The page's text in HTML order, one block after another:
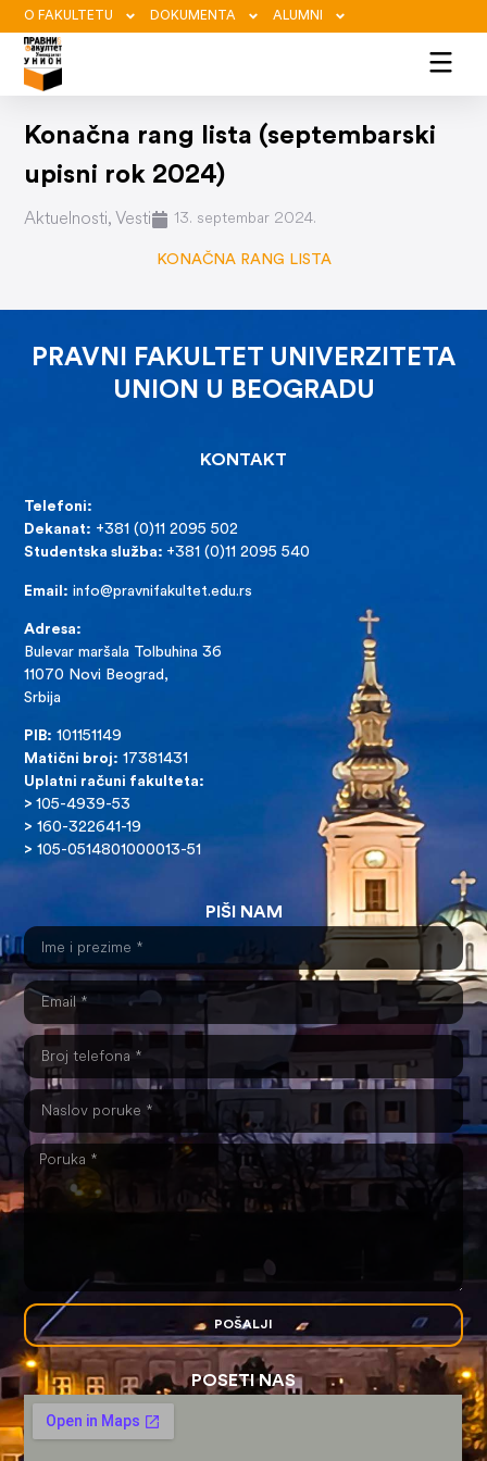
O FAKULTETU DOKUMENTA ALUMNI
Konačna rang lista (septembarski
upisni rok 2024)
Aktuelnosti, Vesti 13. septembar 2024.
KONAČNA RANG LISTA
PRAVNI FAKULTET UNIVERZITETA
UNION U BEOGRADU
KONTAKT
Telefoni:
Dekanat: +381 (0)11 2095 502
Studentska služba: +381 (0)11 2095 540
Email: info@pravnifakultet.edu.rs
Adresa:
Bulevar maršala Tolbuhina 36
11070 Novi Beograd,
Srbija
PIB: 101151149
Matični broj: 17381431
Uplatni računi fakulteta:
>105-4939-53
> 160-322641-19
> 105-0514801000013-51
PIŠI NAM
POŠALJI
POSETI NAS